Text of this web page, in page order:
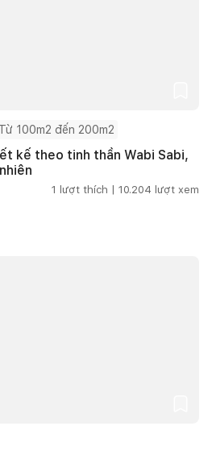
Từ 100m2 đến 200m2
kế theo tinh thần Wabi Sabi,
1 lượt thích | 10.204 lượt xem